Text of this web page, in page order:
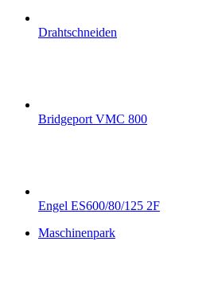
Drahtschneiden
Bridgeport VMC 800
Engel ES600/80/125 2F
Maschinenpark